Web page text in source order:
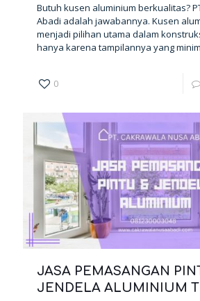
Butuh kusen aluminium berkualitas?
Abadi adalah jawabannya. Kusen
menjadi pilihan utama dalam
hanya karena tampilannya yang
0
JASA PEMASANGAN
JENDELA ALUMINIUM